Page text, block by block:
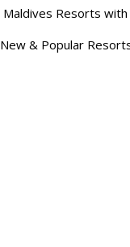
Maldives Resorts
New & Popular